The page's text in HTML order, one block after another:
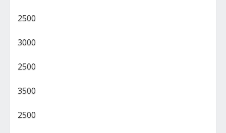
2500
3000
2500
3500
2500